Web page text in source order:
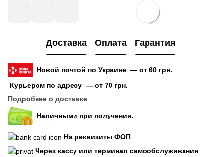
Доставка Оплата Гарантия
Новой почтой по Украине — от 60 грн.
Курьером по адресу — от 70 грн.
Подробнее о доставке
Наличными при получении.
На реквизиты ФОП
Через кассу или терминал самообслуживания